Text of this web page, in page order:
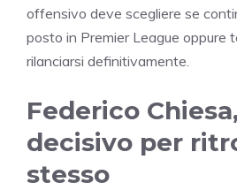
offensivo deve scegliere se
posto in Premier League oppure
rilanciarsi definitivamente.
Federico
decisivo per
stesso